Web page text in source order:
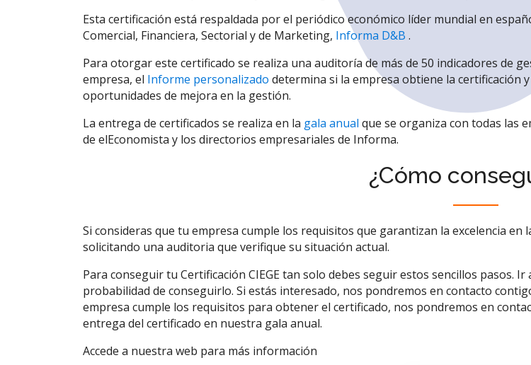
Esta certificación está respaldada por el periódico económico líder mundial en
Comercial, Financiera, Sectorial y de Marketing, Informa D&B .
Para otorgar este certificado se realiza una auditoría de más de 50 indicadores de
empresa, el Informe personalizado determina si la empresa obtiene la certificación
oportunidades de mejora en la gestión.
La entrega de certificados se realiza en la gala anual que se organiza con todas las
de elEconomista y los directorios empresariales de Informa.
¿Cómo
Si consideras que tu empresa cumple los requisitos que garantizan la excelencia
solicitando una auditoria que verifique su situación actual.
Para conseguir tu Certificación CIEGE tan solo debes seguir estos sencillos pasos.
probabilidad de conseguirlo. Si estás interesado, nos pondremos en contacto
empresa cumple los requisitos para obtener el certificado, nos pondremos en
entrega del certificado en nuestra gala anual.
Accede a nuestra web para más información